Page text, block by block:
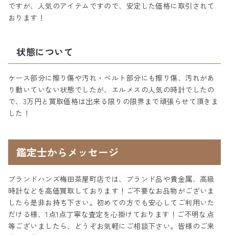
ですが、人気のアイテムですので、安定した価格に取引されて
おります！
状態について
ケース部分に擦り傷や汚れ・ベルト部分にも擦り傷、汚れがあ
り動いていない状態でしたが、エルメスの人気の時計でしたの
で、3万円と買取価格は出来る限りの限界まで頑張らせて頂きま
した！
鑑定士からメッセージ
ブランドハンズ梅田茶屋町店では、ブランド品や貴金属、高級
時計などを高価買取しております！ご不要なお品物がございま
したら是非お持ち下さい。初めての方でも安心してご利用いた
だける様、1点1点丁寧な査定を心掛けております！ご不明な点
等ございましたら、どうぞお気軽にご相談下さい。皆様のご来